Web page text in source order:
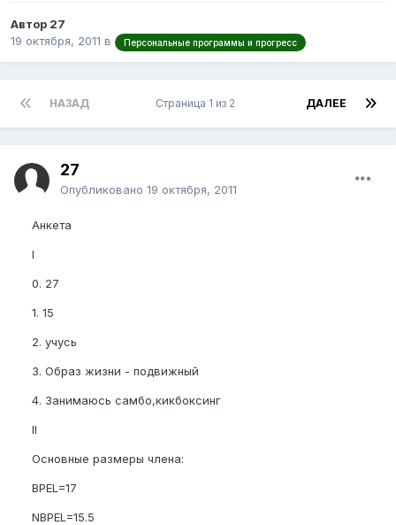
Автор 27
19 октября, 2011 в Персональные программы и прогресс
НАЗАД ДАЛЕЕ
Страница 1 из 2
27
Опубликовано 19 октября, 2011
Анкета
I
0. 27
1. 15
2. учусь
3. Образ жизни - подвижный
4. Занимаюсь самбо,кикбоксинг
II
Основные размеры члена:
BPEL=17
NBPEL=15.5